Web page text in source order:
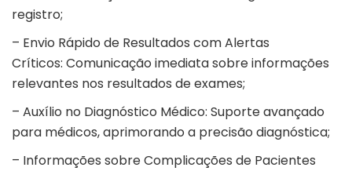
registro;
– Envio Rápido de Resultados com Alertas
Críticos: Comunicação imediata sobre informações
relevantes nos resultados de exames;
– Auxílio no Diagnóstico Médico: Suporte avançado
para médicos, aprimorando a precisão diagnóstica;
– Informações sobre Complicações de Pacientes